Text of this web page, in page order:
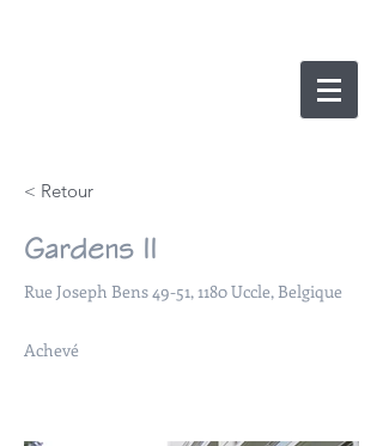
< Retour
Gardens II
Rue Joseph Bens 49-51, 1180 Uccle, Belgique
Achevé